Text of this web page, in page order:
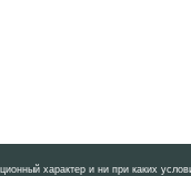
характер и ни при каких